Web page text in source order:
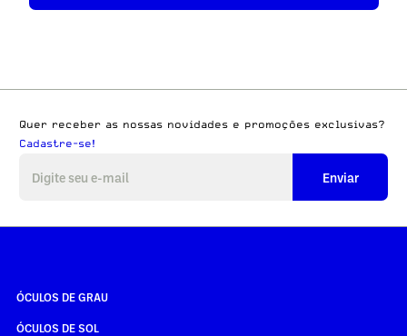
Quer receber as nossas novidades e promoções exclusivas?
Cadastre-se!
Enviar
ÓCULOS DE GRAU
ÓCULOS DE SOL